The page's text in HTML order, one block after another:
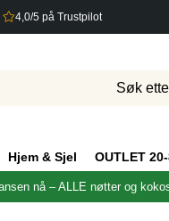
4,0/5 på Trustpilot
Hjem & Sjel OUTLET
nå – ALLE nøtter og